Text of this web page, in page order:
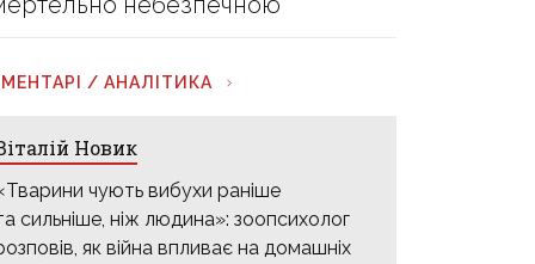
/ АНАЛІТИКА
Новик
чують вибухи раніше
сильніше, ніж людина»: зоопсихолог
як війна впливає на домашніх